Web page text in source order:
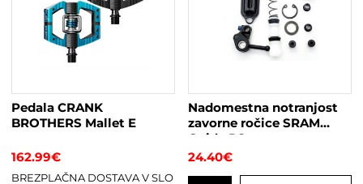
Pedala CRANK
BROTHERS Mallet E
162.99€
BREZPLAČNA DOSTAVA V SLO
Nadomestna notranjost
zavorne ročice SRAM
Guide RS
24.40€